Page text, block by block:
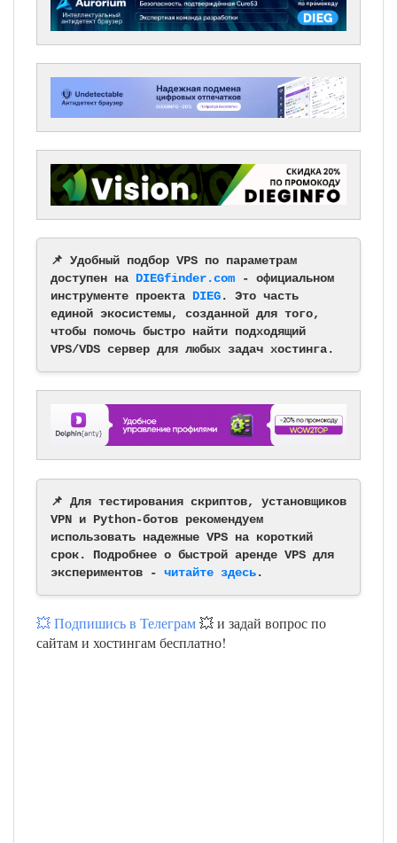
📌 Удобный подбор VPS по параметрам
доступен на DIEGfinder.com - официальном
инструменте проекта DIEG. Это часть
единой экосистемы, созданной для того,
чтобы помочь быстро найти подходящий
VPS/VDS сервер для любых задач хостинга.
📌 Для тестирования скриптов, установщиков
VPN и Python-ботов рекомендуем
использовать надежные VPS на короткий
срок. Подробнее о быстрой аренде VPS для
экспериментов - читайте здесь.
💥 Подпишись в Телеграм💥 и задай вопрос по
сайтам и хостингам бесплатно!